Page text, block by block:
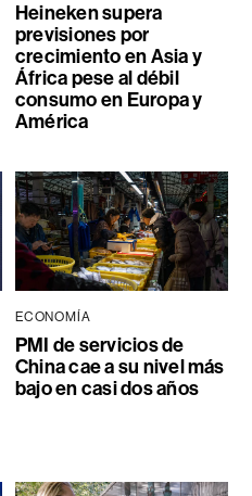
Heineken supera
previsiones por
crecimiento en Asia y
África pese al débil
consumo en Europa y
América
ECONOMÍA
PMI de servicios de
China cae a su nivel más
bajo en casi dos años